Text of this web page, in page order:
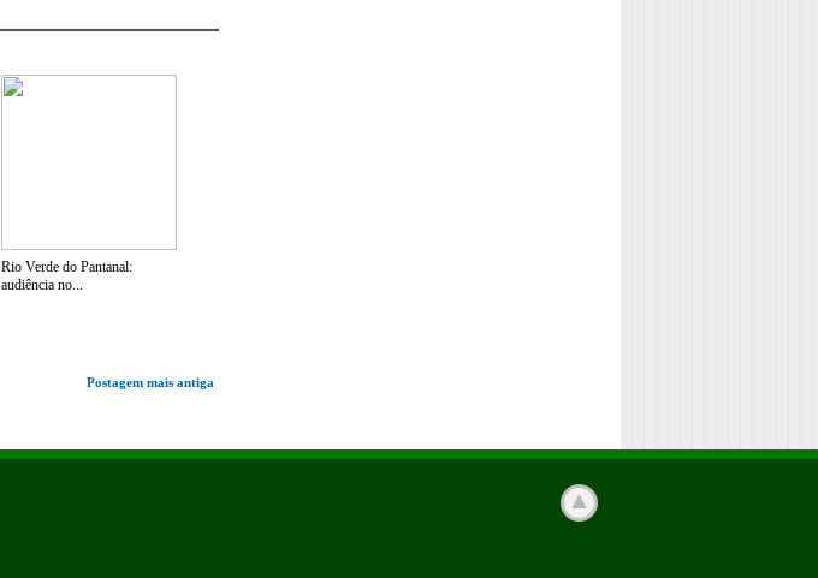
Rio Verde do Pantanal:
audiência no...
Postagem mais antiga